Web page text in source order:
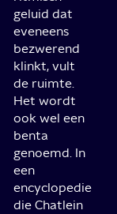
geluid dat
eveneens
bezwerend
klinkt, vult
de ruimte.
Het wordt
ook wel een
benta
genoemd. In
een
encyclopedie
die Chatlein